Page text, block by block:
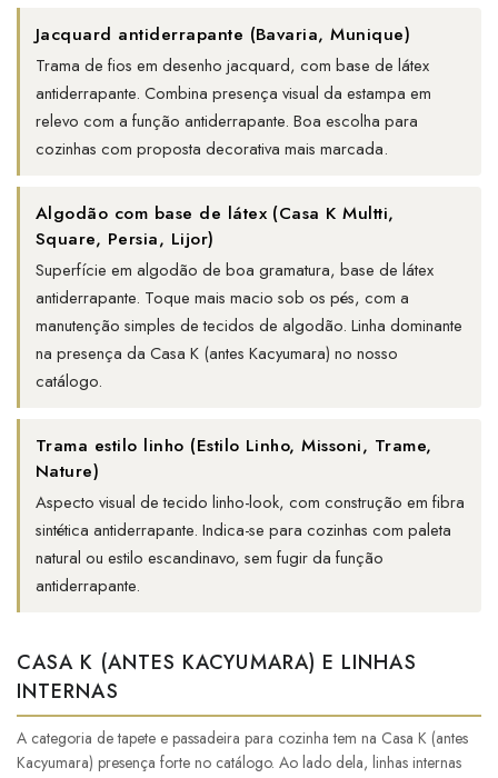
Jacquard antiderrapante (Bavaria, Munique)
Trama de fios em desenho jacquard, com base de látex
antiderrapante. Combina presença visual da estampa em
relevo com a função antiderrapante. Boa escolha para
cozinhas com proposta decorativa mais marcada.
Algodão com base de látex (Casa K Multti,
Square, Persia, Lijor)
Superfície em algodão de boa gramatura, base de látex
antiderrapante. Toque mais macio sob os pés, com a
manutenção simples de tecidos de algodão. Linha dominante
na presença da Casa K (antes Kacyumara) no nosso
catálogo.
Trama estilo linho (Estilo Linho, Missoni, Trame,
Nature)
Aspecto visual de tecido linho-look, com construção em fibra
sintética antiderrapante. Indica-se para cozinhas com paleta
natural ou estilo escandinavo, sem fugir da função
antiderrapante.
CASA K (ANTES KACYUMARA) E LINHAS
INTERNAS
A categoria de tapete e passadeira para cozinha tem na Casa K (antes
Kacyumara) presença forte no catálogo. Ao lado dela, linhas internas